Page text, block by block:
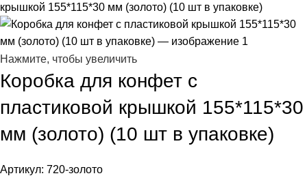
крышкой 155*115*30 мм (золото) (10 шт в упаковке)
Нажмите, чтобы увеличить
Коробка для конфет с
пластиковой крышкой 155*115*30
мм (золото) (10 шт в упаковке)
Артикул: 720-золото